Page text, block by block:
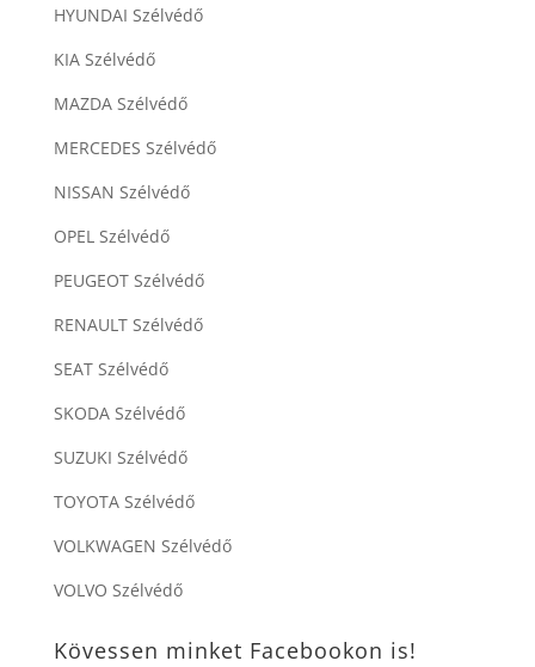
HYUNDAI Szélvédő
KIA Szélvédő
MAZDA Szélvédő
MERCEDES Szélvédő
NISSAN Szélvédő
OPEL Szélvédő
PEUGEOT Szélvédő
RENAULT Szélvédő
SEAT Szélvédő
SKODA Szélvédő
SUZUKI Szélvédő
TOYOTA Szélvédő
VOLKWAGEN Szélvédő
VOLVO Szélvédő
Kövessen minket Facebookon is!